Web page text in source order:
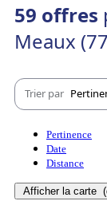
59 offres
Meaux
Trier par
Pertinence
Date
Distance
Afficher la carte